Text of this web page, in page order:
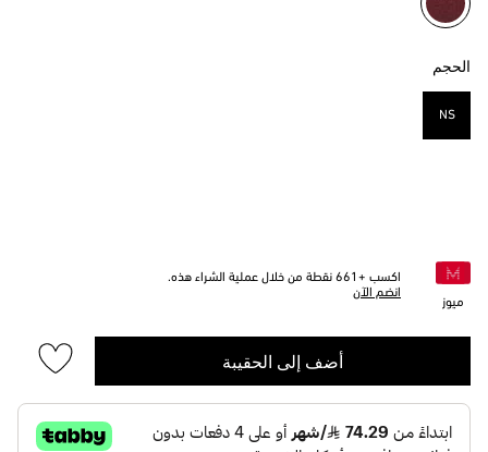
مختار
الحجم
NS
ميوز
اكسب + 661 نقطة من خلال عملية الشراء هذه.
انضم الآن
أضف إلى الحقيبة